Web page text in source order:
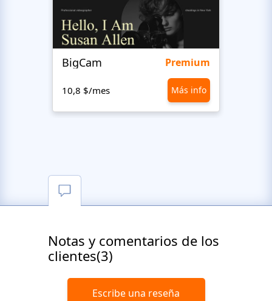
BigCam Premium
10,8 $/mes Más info
Notas y comentarios de los
clientes(3)
Escribe una reseña